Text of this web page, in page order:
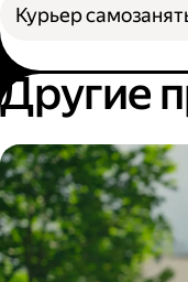
Курьер
Другие